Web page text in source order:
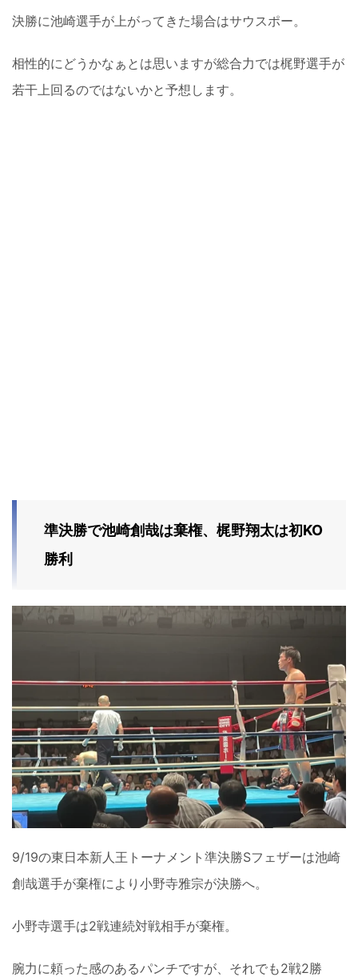
決勝に池崎選手が上がってきた場合はサウスポー。
相性的にどうかなぁとは思いますが総合力では梶野選手が
若干上回るのではないかと予想します。
準決勝で池崎創哉は棄権、梶野翔太は初KO
勝利
9/19の東日本新人王トーナメント準決勝Sフェザーは池崎
創哉選手が棄権により小野寺雅宗が決勝へ。
小野寺選手は2戦連続対戦相手が棄権。
腕力に頼った感のあるパンチですが、それでも2戦2勝